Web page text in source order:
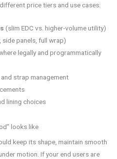
price tiers and use cases:
(slim EDC vs. higher-volume utility)
side panels, full wrap)
legally and programmatically
and strap management
lining choices
looks like
keep its shape, maintain smooth
motion. If your end users are